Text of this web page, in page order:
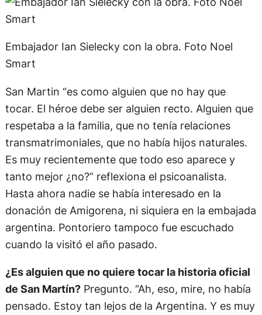
Embajador Ian Sielecky con la obra. Foto Noel
Smart
San Martin “es como alguien que no hay que
tocar. El héroe debe ser alguien recto. Alguien que
respetaba a la familia, que no tenía relaciones
transmatrimoniales, que no había hijos naturales.
Es muy recientemente que todo eso aparece y
tanto mejor ¿no?” reflexiona el psicoanalista.
Hasta ahora nadie se había interesado en la
donación de Amigorena, ni siquiera en la embajada
argentina. Pontoriero tampoco fue escuchado
cuando la visitó el año pasado.
¿Es alguien que no quiere tocar la historia oficial
de San Martín?Pregunto. “Ah, eso, mire, no había
pensado. Estoy tan lejos de la Argentina. Y es muy